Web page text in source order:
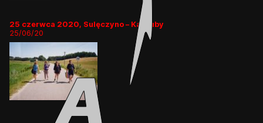
25 czerwca 2020, Sulęczyno – Kaszuby
25/06/20